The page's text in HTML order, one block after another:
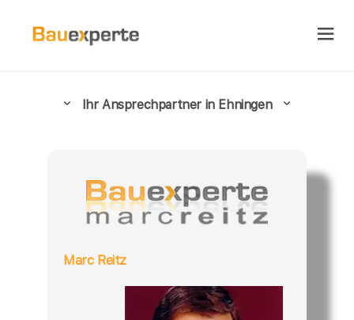
Ihr Ansprechpartner in Ehningen
Marc Reitz